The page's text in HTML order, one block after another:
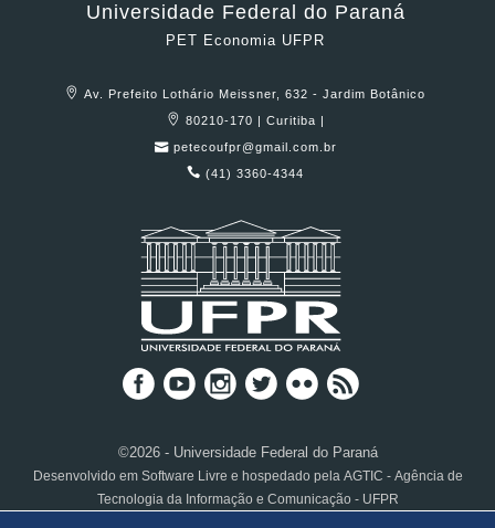
Universidade Federal do Paraná
PET Economia UFPR
Av. Prefeito Lothário Meissner, 632 - Jardim Botânico
80210-170 | Curitiba |
petecoufpr@gmail.com.br
(41) 3360-4344
©2026 - Universidade Federal do Paraná
Desenvolvido em Software Livre e hospedado pela AGTIC - Agência de
Tecnologia da Informação e Comunicação - UFPR